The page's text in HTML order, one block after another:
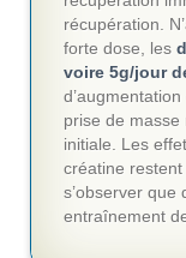
récupération.
forte dose, les
voire 5g/jour
prise de
initiale. Les
créatine
s’observer que
entraînement